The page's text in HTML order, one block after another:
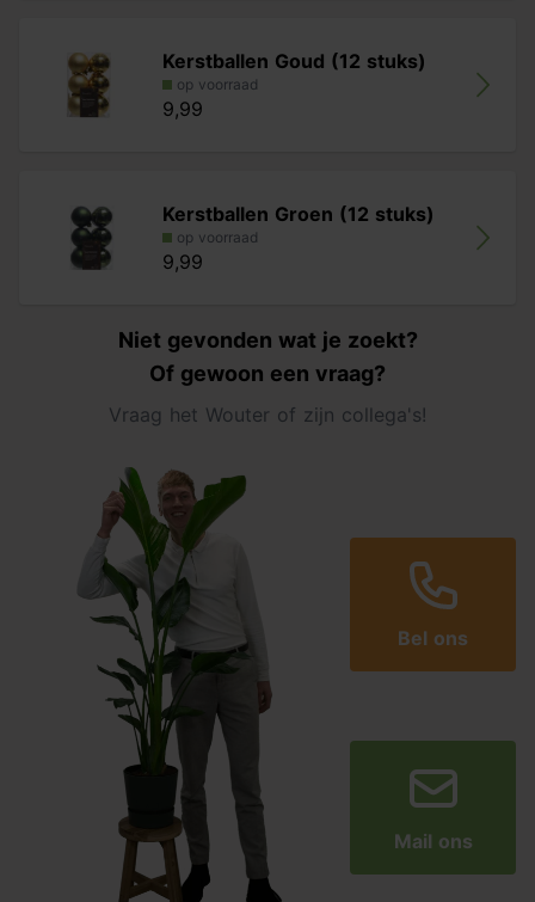
Kerstballen Goud (12 stuks)
op voorraad
9,99
Kerstballen Groen (12 stuks)
op voorraad
9,99
Niet gevonden wat je zoekt?
Of gewoon een vraag?
Vraag het Wouter of zijn collega's!
Bel ons
Mail ons